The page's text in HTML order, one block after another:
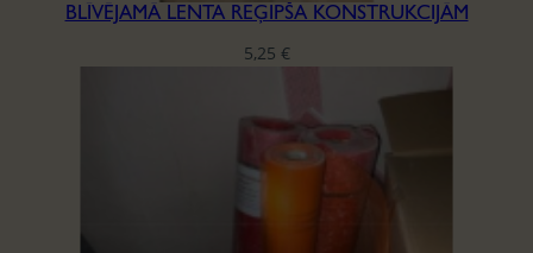
BLĪVĒJAMĀ LENTA REĢIPŠA KONSTRUKCIJĀM
5,25 €